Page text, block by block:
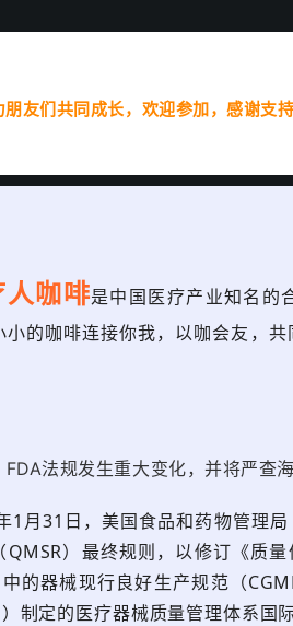
友们共同成长，欢迎参加，感谢支持
人咖啡是中国医疗产业知名的
小的咖啡连接你我，以咖会友，
FDA法规发生重大变化，并将严查
1月31日， 美国食品和药物管理
QMSR）最终规则，以修订《质
的器械现行良好生产规范（
）制定的医疗器械质量管理体系